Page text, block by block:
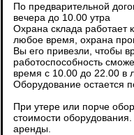
По предварительной
вечера до 10.00 утра
Охрана склада работает
любое время, охрана
Вы его привезли, чтобы
работоспособность
время с 10.00 до 22.00 в
Оборудование остается
При утере или порче
стоимости
аренды.